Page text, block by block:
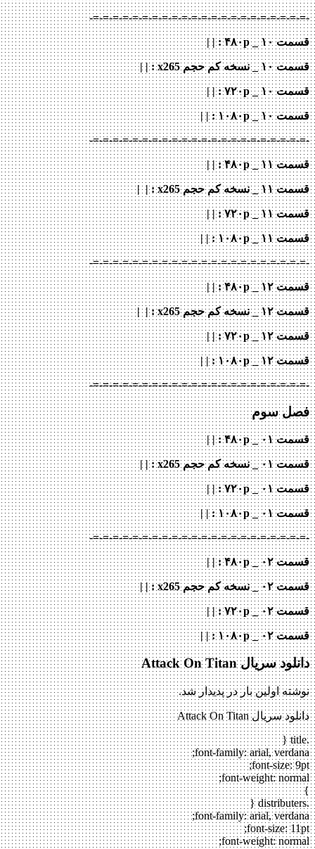
-=-=-=-=-=-=-=-=-=-=-=-=-=-=-=-=-=-=-=-=-=-=-
قسمت ۱۰ _ ۴۸۰p : | |
قسمت ۱۰ _ نسخه کم حجم x265 : | |
قسمت ۱۰ _ ۷۲۰p : | |
قسمت ۱۰ _ ۱۰۸۰p
: | |
-=-=-=-=-=-=-=-=-=-=-=-=-=-=-=-=-=-=-=-=-=-=-
قسمت ۱۱ _ ۴۸۰p : | |
قسمت ۱۱ _ نسخه کم حجم x265 : | |
قسمت ۱۱ _ ۷۲۰p : | |
قسمت ۱۱ _ ۱۰۸۰p
: | |
-=-=-=-=-=-=-=-=-=-=-=-=-=-=-=-=-=-=-=-=-=-=-
قسمت ۱۲ _ ۴۸۰p : | |
قسمت ۱۲ _ نسخه کم حجم x265 : | |
قسمت ۱۲ _ ۷۲۰p : | |
قسمت ۱۲ _ ۱۰۸۰p
: | |
-=-=-=-=-=-=-=-=-=-=-=-=-=-=-=-=-=-=-=-=-=-=-
فصل سوم
قسمت ۰۱ _ ۴۸۰p : | |
قسمت ۰۱ _ نسخه کم حجم x265 : | |
قسمت ۰۱ _ ۷۲۰p : | |
قسمت ۰۱ _ ۱۰۸۰p
: | |
-=-=-=-=-=-=-=-=-=-=-=-=-=-=-=-=-=-=-=-=-=-=-
قسمت ۰۲ _ ۴۸۰p : | |
قسمت ۰۲ _ نسخه کم حجم x265 : | |
قسمت ۰۲ _ ۷۲۰p : | |
قسمت ۰۲ _ ۱۰۸۰p : | |
دانلود سریال Attack On Titan
نوشته اولین بار در پدیدار شد.
دانلود سریال Attack On Titan
.title {
font-family: arial, verdana;
font-size: 9pt;
font-weight: normal;
}
.distributers {
font-family: arial, verdana;
font-size: 11pt;
font-weight: normal;